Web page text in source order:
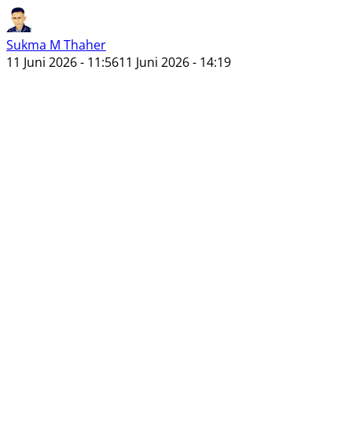
Sukma M Thaher
11 Juni 2026 - 11:5611 Juni 2026 - 14:19